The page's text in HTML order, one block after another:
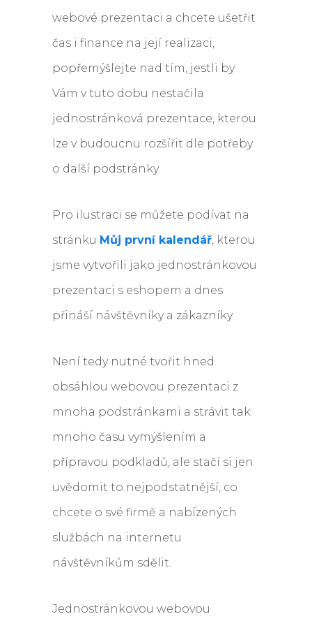
webové prezentaci a chcete ušetřit
čas i finance na její realizaci,
popřemýšlejte nad tím, jestli by
Vám v tuto dobu nestačila
jednostránková prezentace, kterou
lze v budoucnu rozšířit dle potřeby
o další podstránky.
Pro ilustraci se můžete podívat na
stránku Můj první kalendář, kterou
jsme vytvořili jako jednostránkovou
prezentaci s eshopem a dnes
přináší návštěvníky a zákazníky.
Není tedy nutné tvořit hned
obsáhlou webovou prezentaci z
mnoha podstránkami a strávit tak
mnoho času vymýšlením a
přípravou podkladů, ale stačí si jen
uvědomit to nejpodstatnější, co
chcete o své firmě a nabízených
službách na internetu
návštěvníkům sdělit.
Jednostránkovou webovou